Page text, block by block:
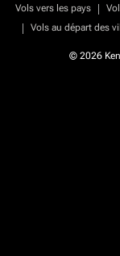
Vols vers les pays |
|
Vols au départ des
© 2026